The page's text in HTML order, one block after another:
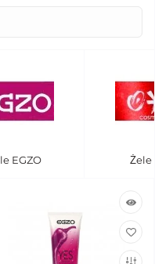
EGZO Żele